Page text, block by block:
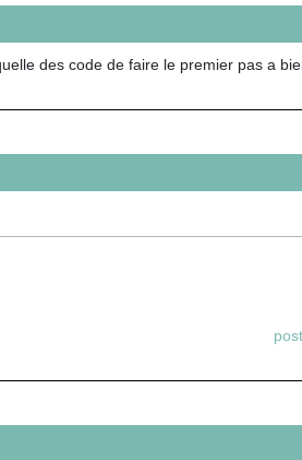
des code de faire le premier pas a